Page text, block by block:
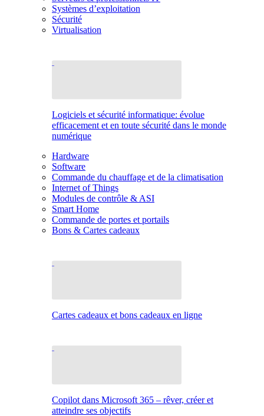
Systèmes d’exploitation
Sécurité
Virtualisation
Logiciels et sécurité informatique: évolue
efficacement et en toute sécurité dans le monde
numérique
Hardware
Software
Commande du chauffage et de la climatisation
Internet of Things
Modules de contrôle & ASI
Smart Home
Commande de portes et portails
Bons & Cartes cadeaux
Cartes cadeaux et bons cadeaux en ligne
Copilot dans Microsoft 365 – rêver, créer et
atteindre ses objectifs